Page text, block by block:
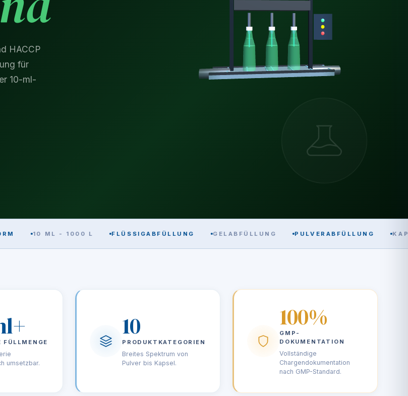
HACCP
für
10-ml-
10 ML - 1000 L FLÜSSIGABFÜLLUNG GELABFÜLLUNG PULVERABFÜLLUNG
FÜLLMENGE
umsetzbar.
10
PRODUKTKATEGORIEN
Breites Spektrum von
Pulver bis Kapsel.
100%
GMP-
DOKUMENTATION
Vollständige
Chargendokumentation
nach GMP-Standard.